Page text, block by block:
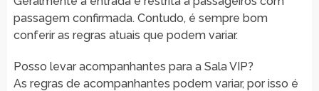
passagem confirmada. Contudo, é sempre bom
conferir as regras atuais que podem variar.
Posso levar acompanhantes para a Sala VIP?
As regras de acompanhantes podem variar, por isso é